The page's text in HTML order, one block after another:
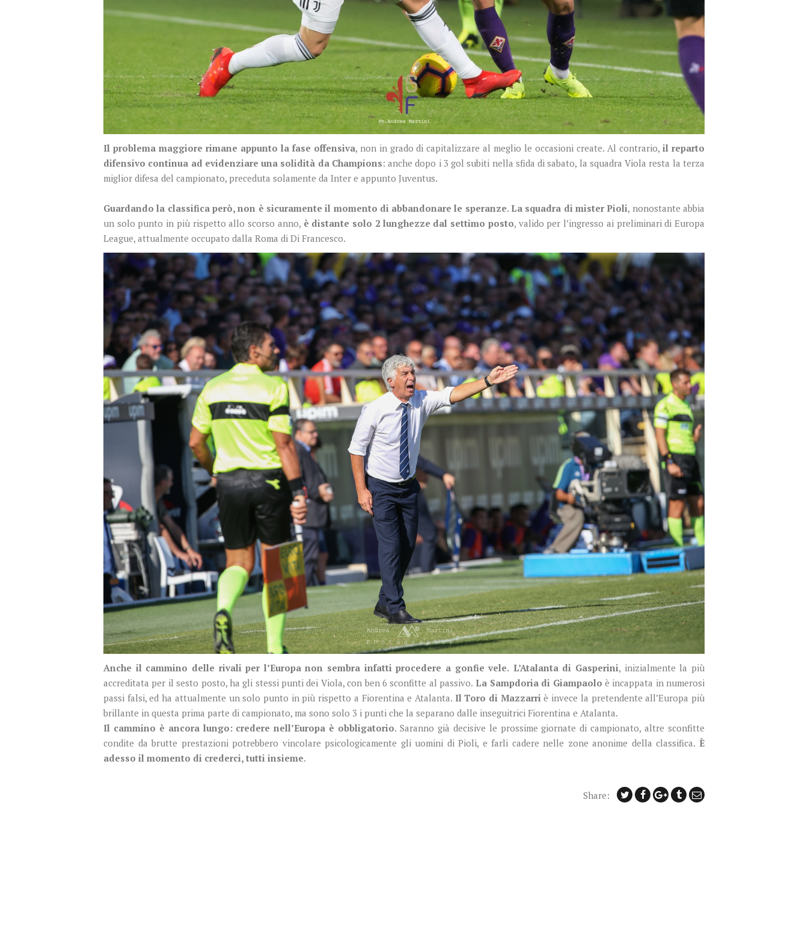
Il problema maggiore rimane appunto la fase offensiva, non in grado di capitalizzare al meglio le occasioni create. Al contrario,il reparto
difensivo continua ad evidenziare una solidità da Champions: anche dopo i 3 gol subiti nella sfida di sabato, la squadra Viola resta la terza
miglior difesa del campionato, preceduta solamente da Inter e appunto Juventus.
Guardando la classifica però, non è sicuramente il momento di abbandonare le speranze. La squadra di mister Pioli, nonostante abbia
un solo punto in più rispetto allo scorso anno, è distante solo 2 lunghezze dal settimo posto, valido per l’ingresso ai preliminari di Europa
League, attualmente occupato dalla Roma di Di Francesco.
Anche il cammino delle rivali per l’Europa non sembra infatti procedere a gonfie vele. L’Atalanta di Gasperini, inizialmente la più
accreditata per il sesto posto, ha gli stessi punti dei Viola, con ben 6 sconfitte al passivo. La Sampdoria di Giampaolo è incappata in numerosi
passi falsi, ed ha attualmente un solo punto in più rispetto a Fiorentina e Atalanta. Il Toro di Mazzarri è invece la pretendente all’Europa più
brillante in questa prima parte di campionato, ma sono solo 3 i punti che la separano dalle inseguitrici Fiorentina e Atalanta.
Il cammino è ancora lungo: credere nell’Europa è obbligatorio. Saranno già decisive le prossime giornate di campionato, altre sconfitte
condite da brutte prestazioni potrebbero vincolare psicologicamente gli uomini di Pioli, e farli cadere nelle zone anonime della classifica. È
adesso il momento di crederci, tutti insieme.
Share: